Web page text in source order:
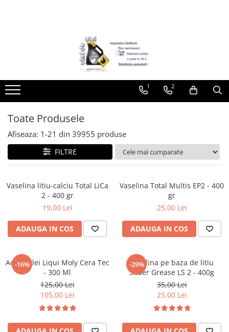
► Detailing si cosmetica
Curatare tapiterie auto
Curatare si intretinere piele
Plastice interioare
Curatare geamuri auto
Sealant
Sampon auto
Polish auto
Jante si anvelope
Accesorii spalare si uscare
Curatare generala
Restaurare faruri
Spalare si detailing rapid
Decontaminare vopsea
1 2
Toate Produsele
Afiseaza: 1-21 din 39955 produse
FILTRE
Vaselina litiu-calciu Total LiCa
2 - 400 gr
19,00 Lei
ADAUGA IN COS
Vaselina Total Multis EP2 - 400
gr
25,00 Lei
ADAUGA IN COS
-16%
Aditiv Ulei Liqui Moly Cera Tec
- 300 Ml
125,00 Lei
105,00 Lei
-29%
Vaselina pe baza de litiu
Slider Grease LS 2 - 400g
35,00 Lei
25,00 Lei